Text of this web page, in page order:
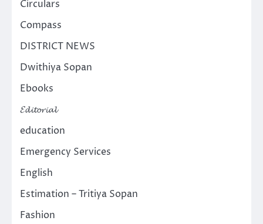
Circulars
Compass
DISTRICT NEWS
Dwithiya Sopan
Ebooks
𝓔𝓭𝓲𝓽𝓸𝓻𝓲𝓪𝓵
education
Emergency Services
English
Estimation – Tritiya Sopan
Fashion